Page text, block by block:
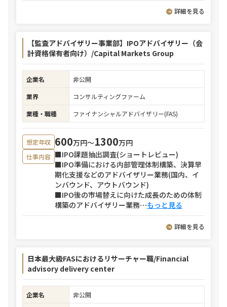
詳細を見る
【監査アドバイザリー事業部】IPOアドバイザリー（会
計資格保有者向け）/Capital Markets Group
企業名
非公開
業界
コンサルティングファーム
業種・職種
ファイナンシャルアドバイザリー(FAS)
想定年収 600万円〜1300万円
仕事内容 ■IPO課題抽出調査(ショートレビュー)
■IPO準備における内部管理体制構築、決算早
期化支援などのアドバイザリー業務(国内、イ
ンバウンド、アウトバウンド)
■IPO後の市場替えに向けた成長のための体制
構築のアドバイザリー業務⋯もっと見る
詳細を見る
日本最大級FASにおけるリサーチャー職/Financial
advisory delivery center
企業名
非公開